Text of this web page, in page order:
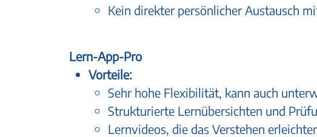
Kein direkter persönlicher Austausch
Lern-App-Pro
Vorteile:
Sehr hohe Flexibilität, kann auch
Strukturierte Lernübersichten und
Lernvideos, die das Verstehen